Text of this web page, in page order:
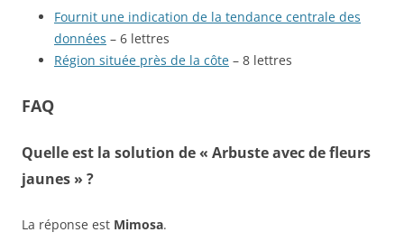
Fournit une indication de la tendance centrale des
données – 6 lettres
Région située près de la côte – 8 lettres
FAQ
Quelle est la solution de « Arbuste avec de fleurs
jaunes » ?
La réponse est Mimosa.